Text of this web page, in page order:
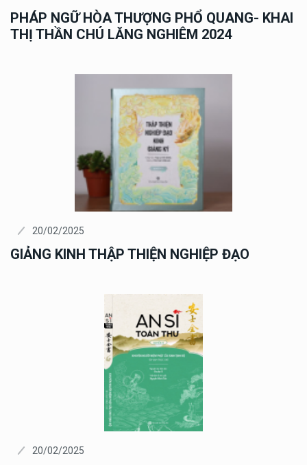
PHÁP NGỮ HÒA THƯỢNG PHỔ QUANG- KHAI
THỊ THẦN CHÚ LĂNG NGHIÊM 2024
20/02/2025
GIẢNG KINH THẬP THIỆN NGHIỆP ĐẠO
20/02/2025